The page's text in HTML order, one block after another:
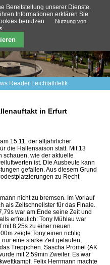
Reader Leichtathletik
in Erfurt
15.11. der alljährlicher
die Hallensaison statt. Mit 13
schauen, wie der aktuelle
ist. Die Ausbeute kann
gefallen. Aus diesem Grund
zu Recht
nicht zu bremsen. Im Vorlauf
als Zeitschnellster für das Finale.
war am Ende seine Zeit und
erfreulich: Tony Mühlau war
mit 8,25s zu einer neuen
zeigte Tony einen richtig
eine starke Zeit gelaufen,
Treppchen. Sascha Prömel (AK
mit 2:59min Zweiter. Es war
Felix Herrmann machte
Bereitstellung unserer Dienste.
Informationen erklären Sie
benutzen
Nutzung von